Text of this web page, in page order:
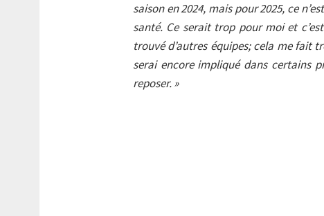
saison en 2024, mais pour 2025, ce
santé. Ce serait trop pour moi et
trouvé d’autres équipes; cela me fait
serai encore impliqué dans certains
reposer. »